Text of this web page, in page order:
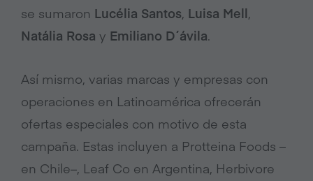
se sumaron Lucélia Santos, Luisa Mell,
Natália Rosa y Emiliano D´ávila.
Así mismo, varias marcas y empresas con
operaciones en Latinoamérica ofrecerán
ofertas especiales con motivo de esta
campaña. Estas incluyen a Protteina Foods –
en Chile–, Leaf Co en Argentina, Herbivore